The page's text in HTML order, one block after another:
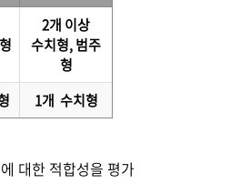
2개 이상
수치형, 범주
형
1개 수치형
대한 적합성을 평가